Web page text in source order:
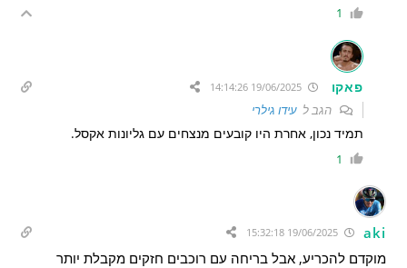
1
פאקו 19/06/2025 14:14:26
הגב לעידו גילרי
תמיד נכון, אחרת היו קובעים מנצחים עם גליונות אקסל.
1
aki
מוקדם להכריע, אבל בריחה עם רוכבים חזקים מקבלת יותר